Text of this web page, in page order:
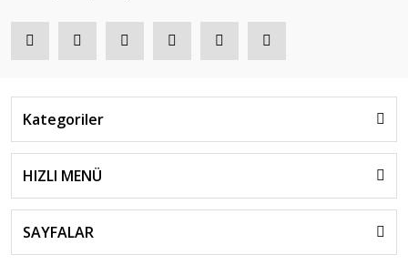
Kategoriler
HIZLI MENÜ
SAYFALAR